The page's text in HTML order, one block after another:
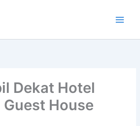
Dekat Hotel
House